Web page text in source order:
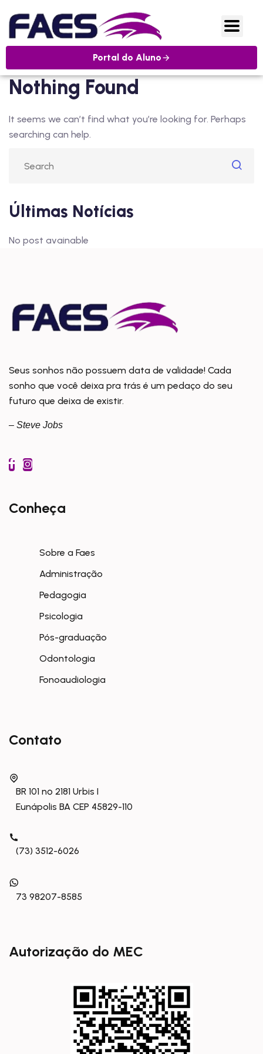
Portal do Aluno
Nothing Found
It seems we can’t find what you’re looking for. Perhaps
searching can help.
Últimas Notícias
No post avainable
Seus sonhos não possuem data de validade! Cada
sonho que você deixa pra trás é um pedaço do seu
futuro que deixa de existir.
– Steve Jobs
Conheça
Sobre a Faes
Administração
Pedagogia
Psicologia
Pós-graduação
Odontologia
Fonoaudiologia
Contato
BR 101 nº 2181 Urbis I
Eunápolis BA CEP 45829-110
(73) 3512-6026
73 98207-8585
Autorização do MEC